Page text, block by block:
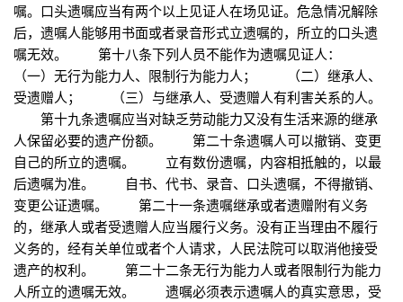
嘱。口头遗嘱应当有两个以上见证人在场见证。危急情况解除
后，遗嘱人能够用书面或者录音形式立遗嘱的，所立的口头遗
嘱无效。 第十八条下列人员不能作为遗嘱见证人：
（一）无行为能力人、限制行为能力人； （二）继承人、
受遗赠人； （三）与继承人、受遗赠人有利害关系的人。
第十九条遗嘱应当对缺乏劳动能力又没有生活来源的继承
人保留必要的遗产份额。 第二十条遗嘱人可以撤销、变更
自己的所立的遗嘱。 立有数份遗嘱，内容相抵触的，以最
后遗嘱为准。 自书、代书、录音、口头遗嘱，不得撤销、
变更公证遗嘱。 第二十一条遗嘱继承或者遗赠附有义务
的，继承人或者受遗赠人应当履行义务。没有正当理由不履行
义务的，经有关单位或者个人请求，人民法院可以取消他接受
遗产的权利。 第二十二条无行为能力人或者限制行为能力
人所立的遗嘱无效。 遗嘱必须表示遗嘱人的真实意思，受